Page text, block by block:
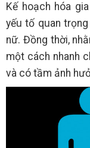
Kế hoạch hóa
yếu tố quan
nữ. Đồng thời,
một cách nhanh
và có tầm ảnh